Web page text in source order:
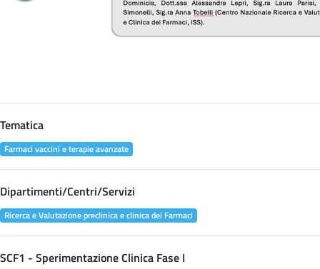
Tematica
Farmaci vaccini e terapie avanzate
Dipartimenti/Centri/Servizi
Ricerca e Valutazione preclinica e clinica dei Farmaci
SCF1 - Sperimentazione Clinica Fase I